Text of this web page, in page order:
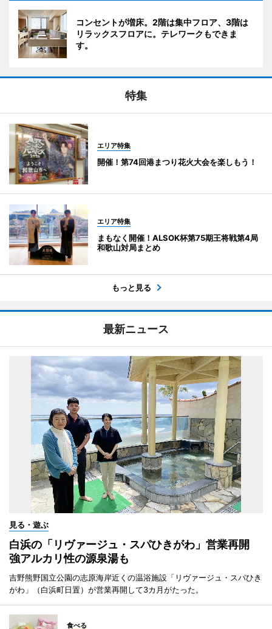
コンセントが増床。2階は集中フロア、3階は
リラックスフロアに。テレワークもできま
す。
特集
エリア特集
開催！第74回港まつり花火大会を楽しもう！
エリア特集
まもなく開催！ALSOK杯第75期王将戦第4局
和歌山対局まとめ
もっと見る
最新ニュース
見る・遊ぶ
白浜の「リヴァージュ・スパひきがわ」営業再開
強アルカリ性の源泉湯も
吉野熊野国立公園の志原海岸近くの温浴施設「リヴァージュ・スパひき
がわ」（白浜町日置）が営業再開して3カ月がたった。
食べる